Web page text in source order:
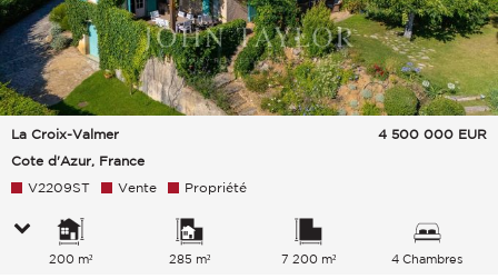
La Croix-Valmer
Cote d'Azur, France
4 500 000 EUR
V2209ST Vente Propriété
200 m² 285 m² 7 200 m² 4 Chambres